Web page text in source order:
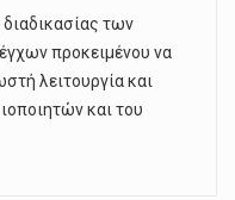
των
προκειμένου να
λειτουργία και
και του